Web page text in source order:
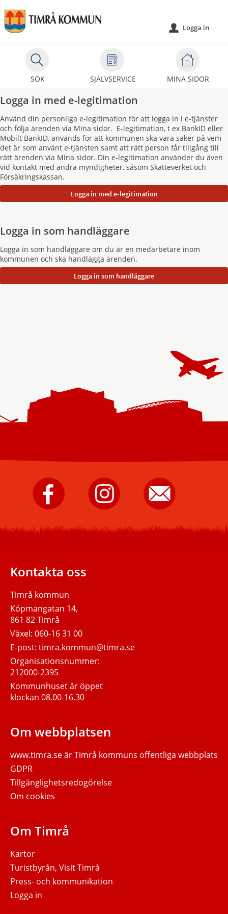
Välkommen
till
självservice
kommun
SÖK SJÄLVSERVICE MINA SIDOR
u Logga in
Logga in med e-legitimation
Använd din personliga e-legitimation för att logga in i e-tjänster
och följa ärenden via Mina sidor. E-legitimation, t ex BankID eller
Mobilt BankID, används för att kommunen ska vara säker på vem
det är som använt e-tjänsten samt att rätt person får tillgång till
rätt ärenden via Mina sidor. Din e-legitimation använder du även
vid kontakt med andra myndigheter, såsom Skatteverket och
Försäkringskassan.
Logga in som handläggare
Logga in som handläggare om du är en medarbetare inom
kommunen och ska handlägga ärenden.
Timrå
kommun
Facebook.
Timrå
kommun
på
Instagram.
Skicka
e-
post
till
kommun.
Kontakta oss
Timrå kommun
Köpmangatan 14,
861 82 Timrå
Växel:060-16 31 00
E-post:timra.kommun@timra.se
Organisationsnummer:
212000-2395
Kommunhuset är öppet
klockan 08.00-16.30
Om webbplatsen
www.timra.seär Timrå kommuns offentliga webbplats
GDPR
Tillgänglighetsredogörelse
Om cookies
Om Timrå
Kartor
Turistbyrån, Visit Timrå
Press- och kommunikation
Logga in